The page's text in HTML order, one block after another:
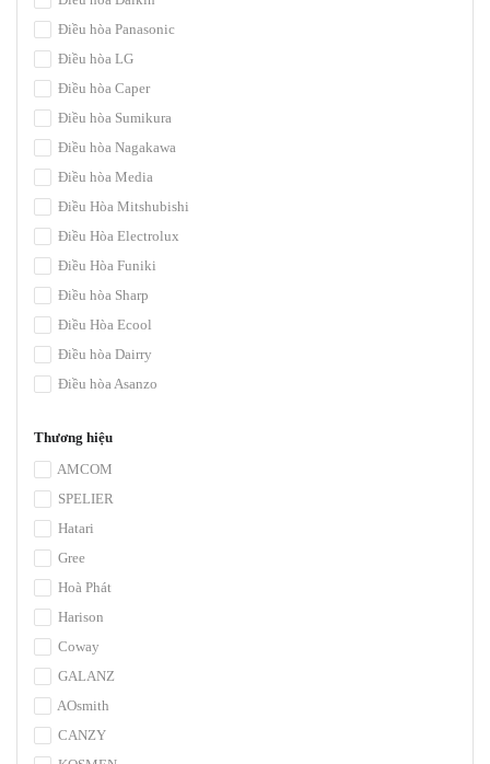
Điều hòa Panasonic
Điều hòa LG
Điều hòa Caper
Điều hòa Sumikura
Điều hòa Nagakawa
Điều hòa Media
Điều Hòa Mitshubishi
Điều Hòa Electrolux
Điều Hòa Funiki
Điều hòa Sharp
Điều Hòa Ecool
Điều hòa Dairry
Điều hòa Asanzo
Thương hiệu
AMCOM
SPELIER
Hatari
Gree
Hoà Phát
Harison
Coway
GALANZ
AOsmith
CANZY